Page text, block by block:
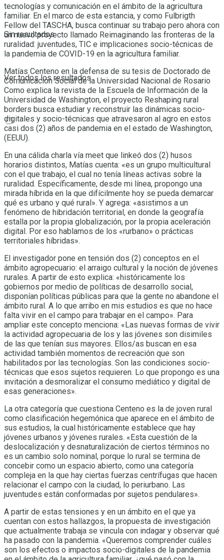
Sin resultados
Ver todos los resultados
tecnologías y comunicación en el ámbito de la agricultura
familiar. En el marco de esta estancia, y como Fulbrigth
Fellow del TASCHA, busca continuar su trabajo pero ahora con
un nuevo proyecto llamado Reimaginando las fronteras de la
ruralidad: juventudes, TIC e implicaciones socio-técnicas de
la pandemia de COVID-19 en la agricultura familiar.
Matías Centeno en la defensa de su tesis de Doctorado de
Comunicación Social de la Universidad Nacional de Rosario
Como explica la revista de la Escuela de Información de la
Universidad de Washington, el proyecto Reshaping rural
borders busca estudiar y reconstruir las dinámicas socio-
digitales y socio-técnicas que atravesaron al agro en estos
casi dos (2) años de pandemia en el estado de Washington,
(EEUU).
En una cálida charla vía meet que linkeó dos (2) husos
horarios distintos, Matías cuenta: «es un grupo multicultural
con el que trabajo, el cual no tenía líneas activas sobre la
ruralidad. Específicamente, desde mi línea, propongo una
mirada híbrida en la que difícilmente hoy se pueda demarcar
qué es urbano y qué rural». Y agrega: «asistimos a un
fenómeno de hibridación territorial, en donde la geografía
estalla por la propia globalización, por la propia aceleración
digital. Por eso hablamos de los «rurbano» o prácticas
territoriales híbridas».
El investigador pone en tensión dos (2) conceptos en el
ámbito agropecuario: el arraigo cultural y la noción de jóvenes
rurales. A partir de esto explica: «históricamente los
gobiernos por medio de políticas de desarrollo social,
disponían políticas públicas para que la gente no abandone el
ámbito rural. A lo que arribo en mis estudios es que no hace
falta vivir en el campo para trabajar en el campo». Para
ampliar este concepto menciona: «Las nuevas formas de vivir
la actividad agropecuaria de los y las jóvenes son disimiles
de las que tenían sus mayores. Ellos/as buscan en esa
actividad también momentos de recreación que son
habilitados por las tecnologías. Son las condiciones socio-
técnicas que esos sujetos requieren. Lo que propongo es una
invitación a desmoralizar el consumo mediático y digital de
esas generaciones».
La otra categoría que cuestiona Centeno es la de joven rural
como clasificación hegemónica que aparece en el ámbito de
sus estudios, la cual históricamente establece que hay
jóvenes urbanos y jóvenes rurales. «Esta cuestión de la
deslocalización y desnaturalización de ciertos términos no
es un cambio solo nominal, porque lo rural se termina de
concebir como un espacio abierto, como una categoría
compleja en la que hay ciertas fuerzas centrífugas que hacen
relacionar el campo con la ciudad, lo periurbano. Las
juventudes están conformadas por sujetos pendulares».
A partir de estas tensiones y en un ámbito en el que ya
cuentan con estos hallazgos, la propuesta de investigación
que actualmente trabaja se vincula con indagar y observar qué
ha pasado con la pandemia. «Queremos comprender cuáles
son los efectos o impactos socio-digitales de la pandemia